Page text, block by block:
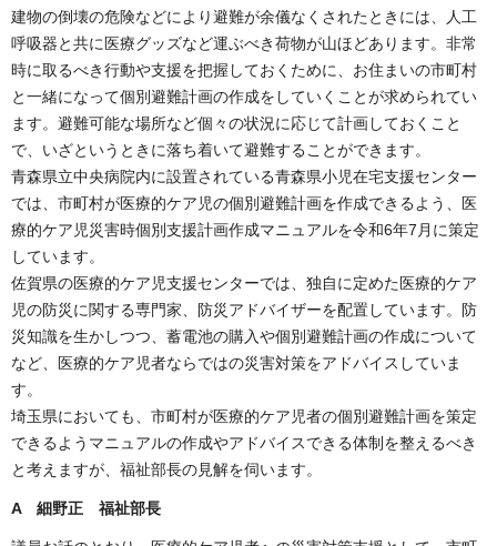
建物の倒壊の危険などにより避難が余儀なくされたときには、人工
呼吸器と共に医療グッズなど運ぶべき荷物が山ほどあります。非常
時に取るべき行動や支援を把握しておくために、お住まいの市町村
と一緒になって個別避難計画の作成をしていくことが求められてい
ます。避難可能な場所など個々の状況に応じて計画しておくこと
で、いざというときに落ち着いて避難することができます。
青森県立中央病院内に設置されている青森県小児在宅支援センター
では、市町村が医療的ケア児の個別避難計画を作成できるよう、医
療的ケア児災害時個別支援計画作成マニュアルを令和6年7月に策定
しています。
佐賀県の医療的ケア児支援センターでは、独自に定めた医療的ケア
児の防災に関する専門家、防災アドバイザーを配置しています。防
災知識を生かしつつ、蓄電池の購入や個別避難計画の作成について
など、医療的ケア児者ならではの災害対策をアドバイスしていま
す。
埼玉県においても、市町村が医療的ケア児者の個別避難計画を策定
できるようマニュアルの作成やアドバイスできる体制を整えるべき
と考えますが、福祉部長の見解を伺います。
A 細野正 福祉部長